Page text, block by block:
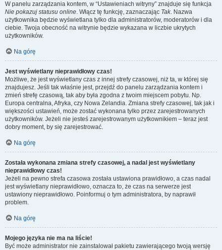
W panelu zarządzania kontem, w “Ustawieniach witryny” znajduje się funkcja
Nie pokazuj statusu online. Włącz tę funkcję, zaznaczając Tak. Nazwa
użytkownika będzie wyświetlana tylko dla administratorów, moderatorów i dla
ciebie. Twoja obecność na witrynie będzie wykazana w liczbie ukrytych
użytkowników.
Na górę
Jest wyświetlany nieprawidłowy czas!
Możliwe, że jest wyświetlany czas z innej strefy czasowej, niż ta, w której się
znajdujesz. Jeśli tak właśnie jest, przejdź do panelu zarządzania kontem i
zmień strefę czasową, tak aby była zgodna z twoim miejscem pobytu. Np.
Europa centralna, Afryka, czy Nowa Zelandia. Zmiana strefy czasowej, tak jak i
większości ustawień, może zostać wykonana tylko przez zarejestrowanych
użytkowników. Jeżeli nie jesteś zarejestrowanym użytkownikiem – teraz jest
dobry moment, by się zarejestrować.
Na górę
Została wykonana zmiana strefy czasowej, a nadal jest wyświetlany
nieprawidłowy czas!
Jeżeli na pewno strefa czasowa została ustawiona prawidłowo, a czas nadal
jest wyświetlany nieprawidłowo, oznacza to, że czas na serwerze jest
ustawiony nieprawidłowo. Poinformuj o tym administratora, by naprawił
problem.
Na górę
Mojego języka nie ma na liście!
Być może administrator nie zainstalował pakietu zawierającego twoją wersję